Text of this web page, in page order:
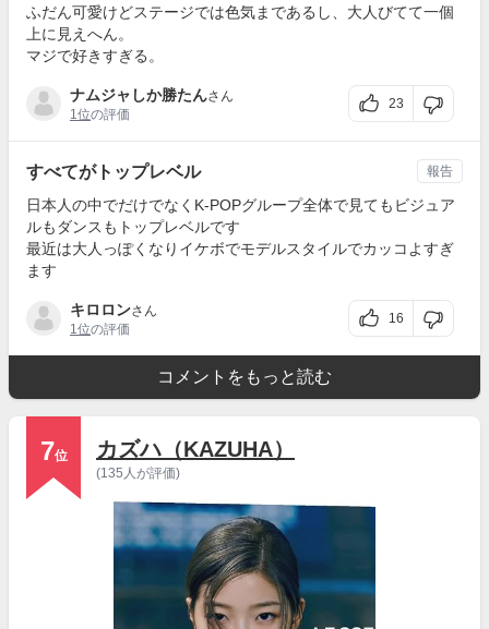
ふだん可愛けどステージでは色気まであるし、大人びてて一個
上に見えへん。
マジで好きすぎる。
ナムジャしか勝たんさん
1位の評価
23
すべてがトップレベル
日本人の中でだけでなくK-POPグループ全体で見てもビジュア
ルもダンスもトップレベルです
最近は大人っぽくなりイケボでモデルスタイルでカッコよすぎ
ます
キロロンさん
1位の評価
16
報告
コメントをもっと読む
7位 カズハ（KAZUHA）
(135人が評価)